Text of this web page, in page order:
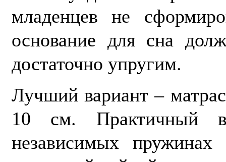
младенцев не
основание для сна
достаточно упругим.
Лучший вариант –
10 см. Практичный
независимых